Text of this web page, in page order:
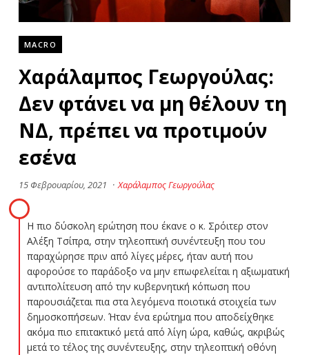
MACRO
Χαράλαμπος Γεωργούλας:
Δεν φτάνει να μη θέλουν τη
ΝΔ, πρέπει να προτιμούν
εσένα
15 Φεβρουαρίου, 2021 · Χαράλαμπος Γεωργούλας
Η πιο δύσκολη ερώτηση που έκανε ο κ. Σρόιτερ στον
Αλέξη Τσίπρα, στην τηλεοπτική συνέντευξη που του
παραχώρησε πριν από λίγες μέρες, ήταν αυτή που
αφορούσε το παράδοξο να μην επωφελείται η αξιωματική
αντιπολίτευση από την κυβερνητική κόπωση που
παρουσιάζεται πια στα λεγόμενα ποιοτικά στοιχεία των
δημοσκοπήσεων. Ήταν ένα ερώτημα που αποδείχθηκε
ακόμα πιο επιτακτικό μετά από λίγη ώρα, καθώς, ακριβώς
μετά το τέλος της συνέντευξης, στην τηλεοπτική οθόνη